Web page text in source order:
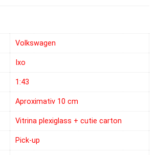
Volkswagen
Ixo
1:43
Aproximativ 10 cm
Vitrina plexiglass + cutie carton
Pick-up